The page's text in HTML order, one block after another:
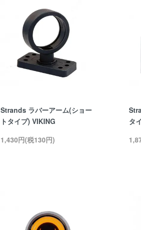
Strands ラバーアーム(ショー
トタイプ) VIKING
1,430円(税130円)
タ